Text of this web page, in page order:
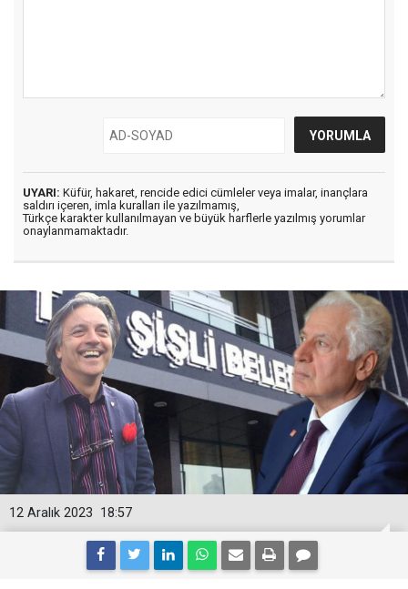
UYARI: Küfür, hakaret, rencide edici cümleler veya imalar, inançlara
saldırı içeren, imla kuralları ile yazılmamış,
Türkçe karakter kullanılmayan ve büyük harflerle yazılmış yorumlar
onaylanmamaktadır.
18:57
12 Aralık 2023